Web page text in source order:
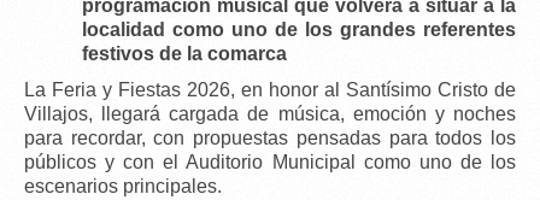
programación musical que volverá a situar a la
localidad como uno de los grandes referentes
festivos de la comarca
La Feria y Fiestas 2026, en honor al Santísimo Cristo de
Villajos, llegará cargada de música, emoción y noches
para recordar, con propuestas pensadas para todos los
públicos y con elAuditorio Municipal
como uno de los
escenarios principales.